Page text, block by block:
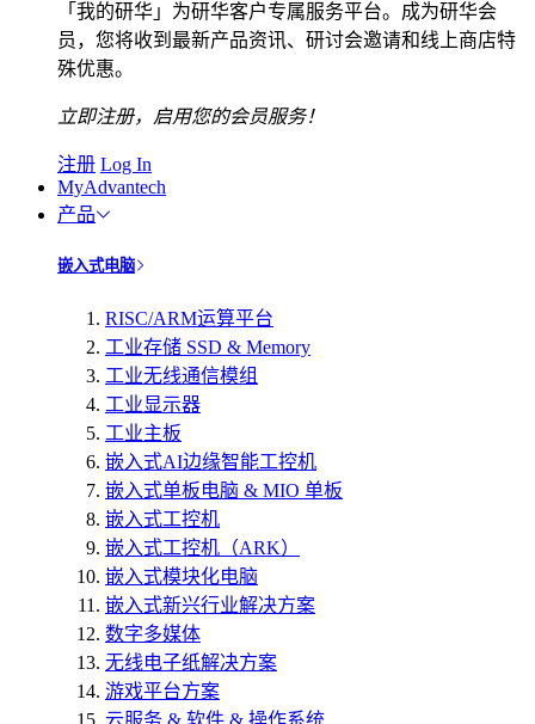
「我的研华」为研华客户专属服务平台。成为研华会
员，您将收到最新产品资讯、研讨会邀请和线上商店特
殊优惠。
立即注册，启用您的会员服务！
注册 Log In
MyAdvantech
产品
嵌入式电脑
RISC/ARM运算平台
工业存储 SSD & Memory
工业无线通信模组
工业显示器
工业主板
嵌入式AI边缘智能工控机
嵌入式单板电脑 & MIO 单板
嵌入式工控机
嵌入式工控机（ARK）
嵌入式模块化电脑
嵌入式新兴行业解决方案
数字多媒体
无线电子纸解决方案
游戏平台方案